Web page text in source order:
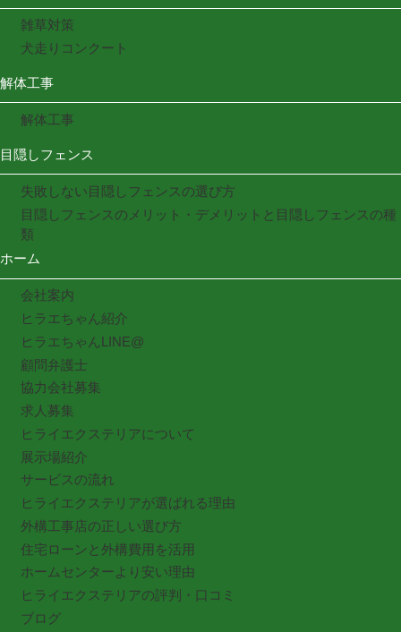
雑草対策
犬走りコンクート
解体工事
解体工事
目隠しフェンス
失敗しない目隠しフェンスの選び方
目隠しフェンスのメリット・デメリットと目隠しフェンスの種
類
ホーム
会社案内
ヒラエちゃん紹介
ヒラエちゃんLINE@
顧問弁護士
協力会社募集
求人募集
ヒライエクステリアについて
展示場紹介
サービスの流れ
ヒライエクステリアが選ばれる理由
外構工事店の正しい選び方
住宅ローンと外構費用を活用
ホームセンターより安い理由
ヒライエクステリアの評判・口コミ
ブログ